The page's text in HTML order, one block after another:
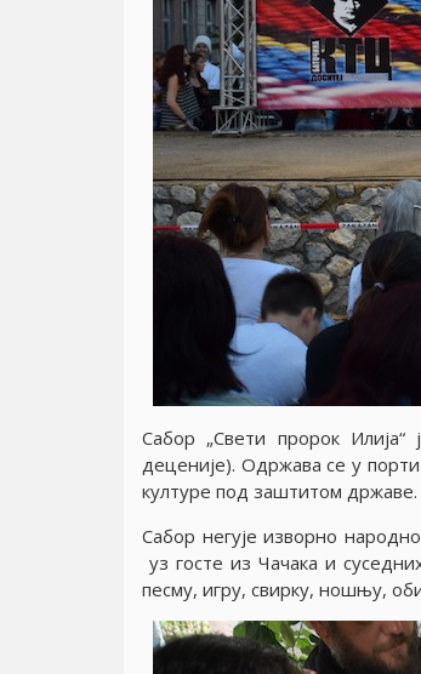
Сабор „Свети пророк
децениjе). Одржава се у порти
културе под заштитом државе.
Сабор негуjе изворно
уз госте из Чачака и
песму, игру, свирку, ношњу,